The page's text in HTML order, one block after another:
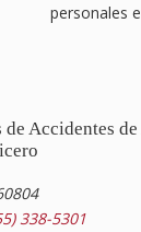
personales
de Accidentes
338-5301